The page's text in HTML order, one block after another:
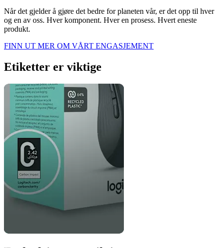
Når det gjelder å gjøre det bedre for planeten vår, er det opp til hver
og en av oss. Hver komponent. Hver en prosess. Hvert eneste
produkt.
FINN UT MER OM VÅRT ENGASJEMENT
Etiketter er viktige